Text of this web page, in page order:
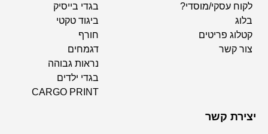
לקוח עסקי/מוסדי?
בלוג
קטלוג פריטים
צור קשר
בגדי בייסיק
ביגוד טקטי
חורף
דגמחים
נראות גבוהה
בגדי ילדים
CARGO PRINT
יצירת קשר